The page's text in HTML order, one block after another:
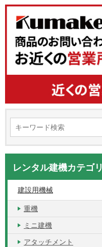
レンタル建機カテゴリ
建設用機械
重機
ミニ建機
アタッチメント